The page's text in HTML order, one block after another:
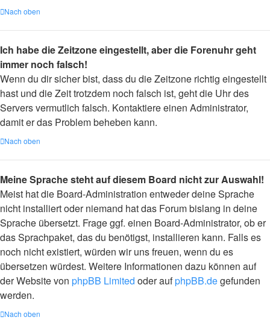
Nach oben
Ich habe die Zeitzone eingestellt, aber die Forenuhr geht
immer noch falsch!
Wenn du dir sicher bist, dass du die Zeitzone richtig eingestellt
hast und die Zeit trotzdem noch falsch ist, geht die Uhr des
Servers vermutlich falsch. Kontaktiere einen Administrator,
damit er das Problem beheben kann.
Nach oben
Meine Sprache steht auf diesem Board nicht zur Auswahl!
Meist hat die Board-Administration entweder deine Sprache
nicht installiert oder niemand hat das Forum bislang in deine
Sprache übersetzt. Frage ggf. einen Board-Administrator, ob er
das Sprachpaket, das du benötigst, installieren kann. Falls es
noch nicht existiert, würden wir uns freuen, wenn du es
übersetzen würdest. Weitere Informationen dazu können auf
der Website von phpBB Limited oder aufphpBB.degefunden
werden.
Nach oben